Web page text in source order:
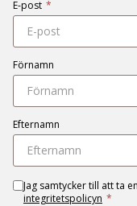
E-post *
Förnamn
Efternamn
Jag samtycker till att ta
integritetspolicyn *